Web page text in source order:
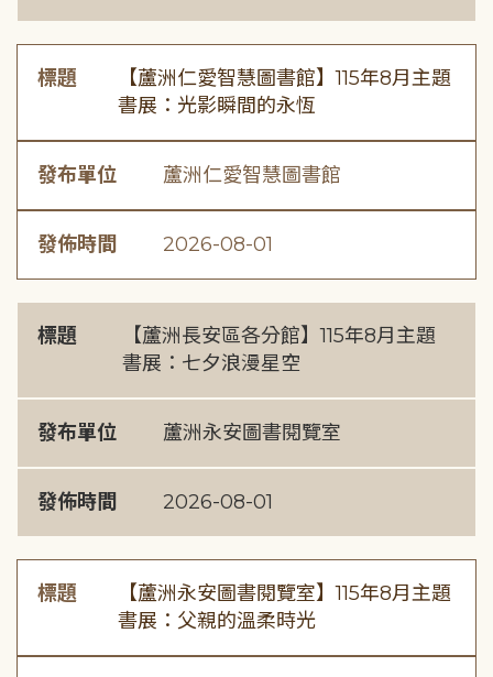
標題
【蘆洲仁愛智慧圖書館】115年8月主題
書展：光影瞬間的永恆
發布單位 蘆洲仁愛智慧圖書館
發佈時間 2026-08-01
標題
【蘆洲長安區各分館】115年8月主題
書展：七夕浪漫星空
發布單位 蘆洲永安圖書閱覽室
發佈時間 2026-08-01
標題
【蘆洲永安圖書閱覽室】115年8月主題
書展：父親的溫柔時光